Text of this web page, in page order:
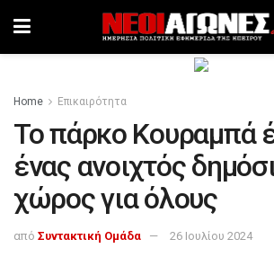
Home Επικαιρότητα
Το πάρκο Κουραμπά
ένας ανοιχτός
χώρος για όλους
από Συντακτική Ομάδα 26 Ιουλίου 2024